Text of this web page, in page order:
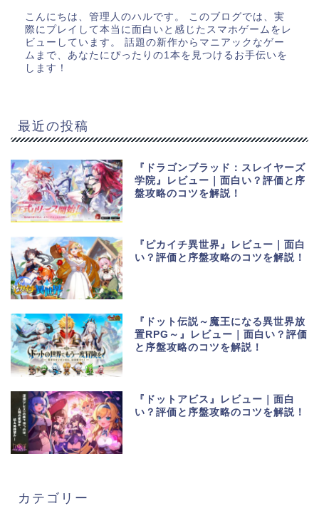
こんにちは、管理人のハルです。 このブログでは、実
際にプレイして本当に面白いと感じたスマホゲームをレ
ビューしています。 話題の新作からマニアックなゲー
ムまで、あなたにぴったりの1本を見つけるお手伝いを
します！
最近の投稿
『ドラゴンブラッド：スレイヤーズ
学院』レビュー｜面白い？評価と序
盤攻略のコツを解説！
『ピカイチ異世界』レビュー｜面白
い？評価と序盤攻略のコツを解説！
『ドット伝説～魔王になる異世界放
置RPG～』レビュー｜面白い？評価
と序盤攻略のコツを解説！
『ドットアビス』レビュー｜面白
い？評価と序盤攻略のコツを解説！
カテゴリー